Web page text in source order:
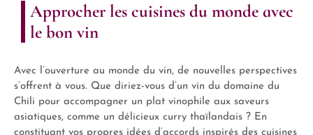
Approcher les cuisines du monde avec
le bon vin
Avec l’ouverture au monde du vin, de nouvelles perspectives
s’offrent à vous. Que diriez-vous d’un vin du domaine du
Chili pour accompagner un plat vinophile aux saveurs
asiatiques, comme un délicieux curry thaïlandais ? En
constituant vos propres idées d’accords inspirés des cuisines